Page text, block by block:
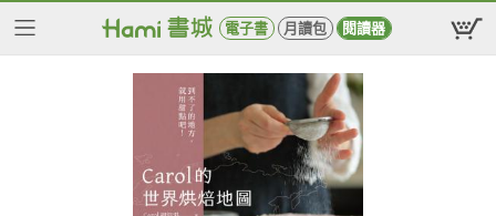
電子書 月讀包 閱讀器